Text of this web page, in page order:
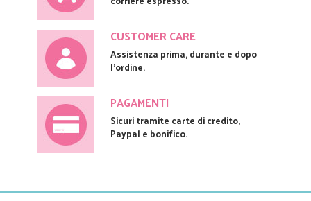
CUSTOMER CARE
Assistenza prima, durante e dopo
l'ordine.
PAGAMENTI
Sicuri tramite carte di credito,
Paypal e bonifico.